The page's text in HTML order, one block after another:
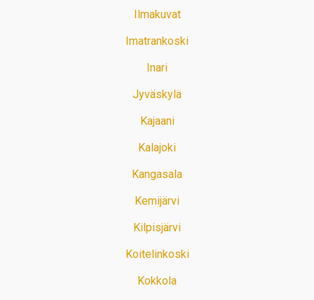
Ilmakuvat
Imatrankoski
Inari
Jyväskylä
Kajaani
Kalajoki
Kangasala
Kemijärvi
Kilpisjärvi
Koitelinkoski
Kokkola